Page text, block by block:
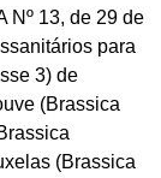
Nº 13, de 29 de
para
3) de
(Brassica
(Brassica